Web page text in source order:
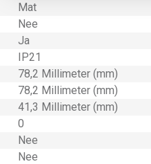
Mat
Nee
Ja
IP21
78,2 Millimeter (mm)
78,2 Millimeter (mm)
41,3 Millimeter (mm)
0
Nee
Nee